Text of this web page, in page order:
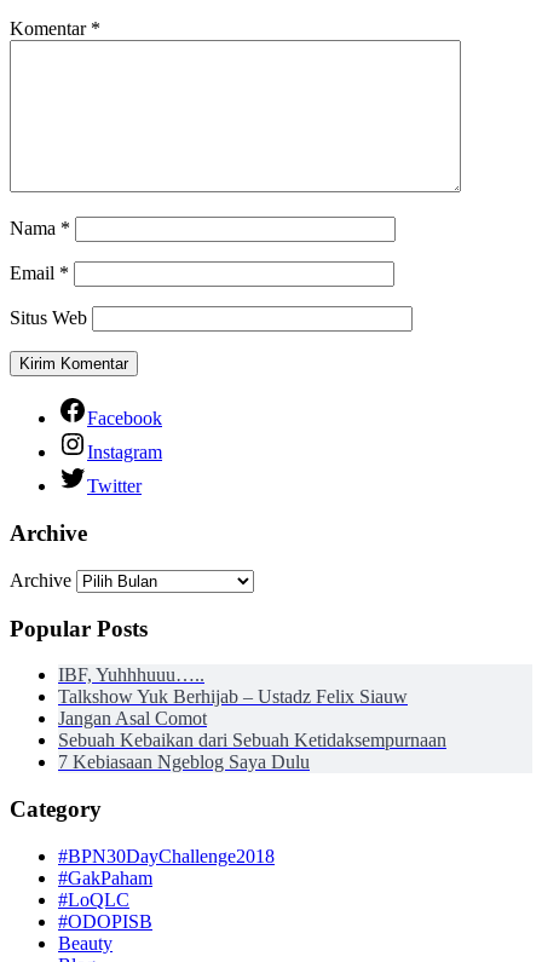
Komentar *
Nama *
Email *
Situs Web
Facebook
Instagram
Twitter
Archive
Archive
Popular Posts
IBF, Yuhhhuuu…..
Talkshow Yuk Berhijab – Ustadz Felix Siauw
Jangan Asal Comot
Sebuah Kebaikan dari Sebuah Ketidaksempurnaan
7 Kebiasaan Ngeblog Saya Dulu
Category
#BPN30DayChallenge2018
#GakPaham
#LoQLC
#ODOPISB
Beauty